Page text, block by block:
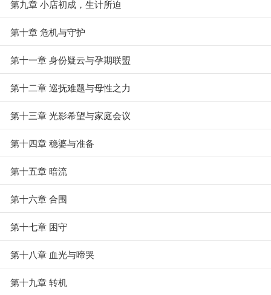
第九章 小店初成，生计所迫
第十章 危机与守护
第十一章 身份疑云与孕期联盟
第十二章 巡抚难题与母性之力
第十三章 光影希望与家庭会议
第十四章 稳婆与准备
第十五章 暗流
第十六章 合围
第十七章 困守
第十八章 血光与啼哭
第十九章 转机